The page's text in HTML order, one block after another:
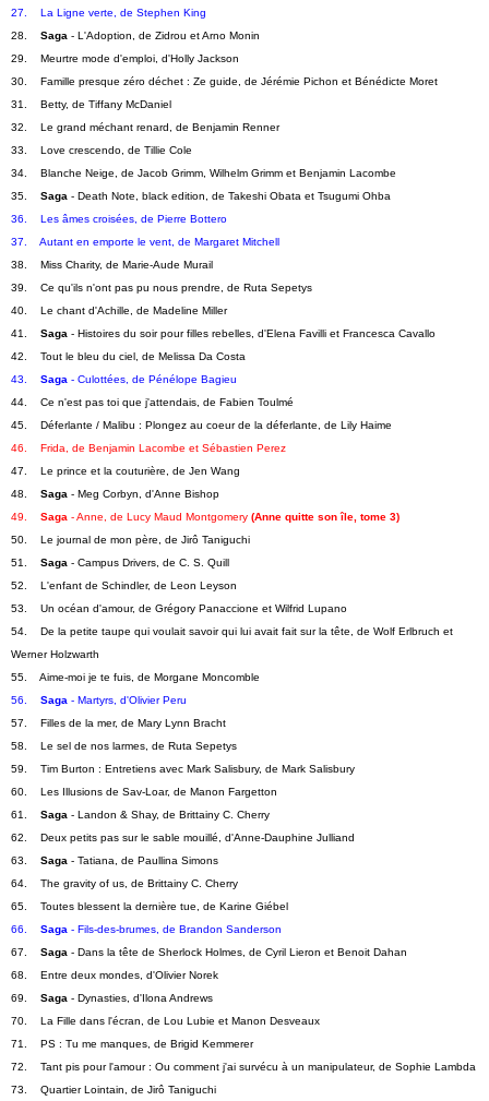
27.    La Ligne verte, de Stephen King
28. Saga - L'Adoption, de Zidrou et Arno Monin
29.    Meurtre mode d'emploi, d'Holly Jackson
30.    Famille presque zéro déchet : Ze guide, de Jérémie Pichon et Bénédicte Moret
31.    Betty, de Tiffany McDaniel
32.    Le grand méchant renard, de Benjamin Renner
33.    Love crescendo, de Tillie Cole
34.    Blanche Neige, de Jacob Grimm, Wilhelm Grimm et Benjamin Lacombe
35. Saga - Death Note, black edition, de Takeshi Obata et Tsugumi Ohba
36.    Les âmes croisées, de Pierre Bottero
37.    Autant en emporte le vent, de Margaret Mitchell
38.    Miss Charity, de Marie-Aude Murail
39.    Ce qu'ils n'ont pas pu nous prendre, de Ruta Sepetys
40.    Le chant d'Achille, de Madeline Miller
41. Saga - Histoires du soir pour filles rebelles, d'Elena Favilli et Francesca Cavallo
42.    Tout le bleu du ciel, de Melissa Da Costa
43. Saga - Culottées, de Pénélope Bagieu
44.    Ce n'est pas toi que j'attendais, de Fabien Toulmé
45.    Déferlante / Malibu : Plongez au coeur de la déferlante, de Lily Haime
46.    Frida, de Benjamin Lacombe et Sébastien Perez
47.    Le prince et la couturière, de Jen Wang
48. Saga - Meg Corbyn, d'Anne Bishop
49. Saga - Anne, de Lucy Maud Montgomery (Anne quitte son île, tome 3)
50.    Le journal de mon père, de Jirô Taniguchi
51. Saga - Campus Drivers, de C. S. Quill
52.    L'enfant de Schindler, de Leon Leyson
53.    Un océan d'amour, de Grégory Panaccione et Wilfrid Lupano
54.    De la petite taupe qui voulait savoir qui lui avait fait sur la tête, de Wolf Erlbruch et
Werner Holzwarth
55.    Aime-moi je te fuis, de Morgane Moncomble
56. Saga - Martyrs, d'Olivier Peru
57.    Filles de la mer, de Mary Lynn Bracht
58.    Le sel de nos larmes, de Ruta Sepetys
59.    Tim Burton : Entretiens avec Mark Salisbury, de Mark Salisbury
60.    Les Illusions de Sav-Loar, de Manon Fargetton
61. Saga - Landon & Shay, de Brittainy C. Cherry
62.    Deux petits pas sur le sable mouillé, d'Anne-Dauphine Julliand
63. Saga - Tatiana, de Paullina Simons
64.    The gravity of us, de Brittainy C. Cherry
65.    Toutes blessent la dernière tue, de Karine Giébel
66. Saga - Fils-des-brumes, de Brandon Sanderson
67. Saga - Dans la tête de Sherlock Holmes, de Cyril Lieron et Benoit Dahan
68.    Entre deux mondes, d'Olivier Norek
69. Saga - Dynasties, d'Ilona Andrews
70.    La Fille dans l'écran, de Lou Lubie et Manon Desveaux
71.    PS : Tu me manques, de Brigid Kemmerer
72.    Tant pis pour l'amour : Ou comment j'ai survécu à un manipulateur, de Sophie Lambda
73.    Quartier Lointain, de Jirô Taniguchi